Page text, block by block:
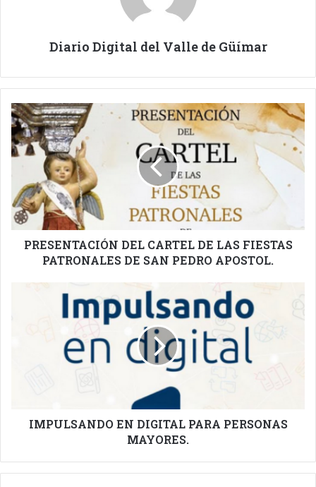
Diario Digital del Valle de Güímar
PRESENTACIÓN
DEL
CARTEL
DE
FIESTAS
PATRONALES
DE
SAN
PEDRO
APOSTOL.
PRESENTACIÓN DEL CARTEL DE LAS FIESTAS
PATRONALES DE SAN PEDRO APOSTOL.
IMPULSANDO EN DIGITAL PARA PERSONAS
MAYORES.